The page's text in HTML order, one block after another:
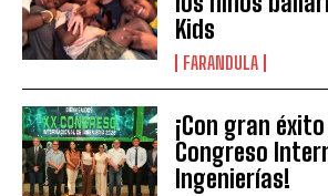
Kids
FARANDULA
¡Con gran
Congreso
Ingenierías!